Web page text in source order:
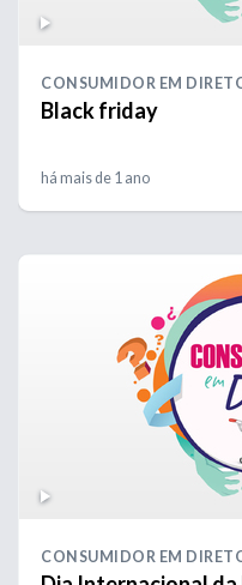
CONSUMIDOR EM
Black friday
há mais de 1 ano
CONSUMIDOR EM